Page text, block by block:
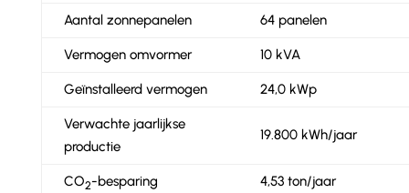
Aantal zonnepanelen 64 panelen
Vermogen omvormer 10 kVA
Geïnstalleerd vermogen 24,0 kWp
Verwachte jaarlijkse
productie
19.800 kWh/jaar
CO2-besparing 4,53 ton/jaar